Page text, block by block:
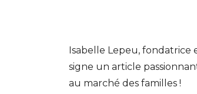
Isabelle Lepeu, fondatrice
signe un article
au marché des familles !